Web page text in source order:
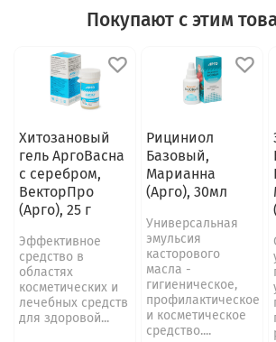
Покупают с этим
Хитозановый
гель АргоВасна
с серебром,
ВекторПро
(Арго), 25 г
Эффективное
средство в
областях
косметических и
лечебных средств
для здоровой...
Рициниол
Базовый,
Марианна
(Арго), 30мл
Универсальная
эмульсия
касторового
масла -
гигиеническое,
профилактическое
и косметическое
средство....